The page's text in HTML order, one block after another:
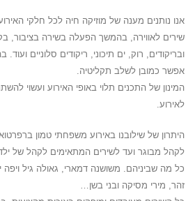
אנו נותנים מענה של מוזיקה חיה לכל חלקי
שירים לאווירה, בהמשך הפעלה בשירה בציבור,
ובריקודים, רוק, ים תיכוני, ריקודים סלוניים
אפשר כמובן לשלב תקליטיה.
המינון של התכנים תלוי באופי האירוע ועשוי
לאירוע.
היתרון של שילובנו באירוע משפחתי טמון
לקהל מבוגר ועד לשירים המתאימים לקהל של
כל מה שביניהם. משושנה דמארי, גאולה גיל ויפה
זהר, מירי מסיקה ובני בשן…